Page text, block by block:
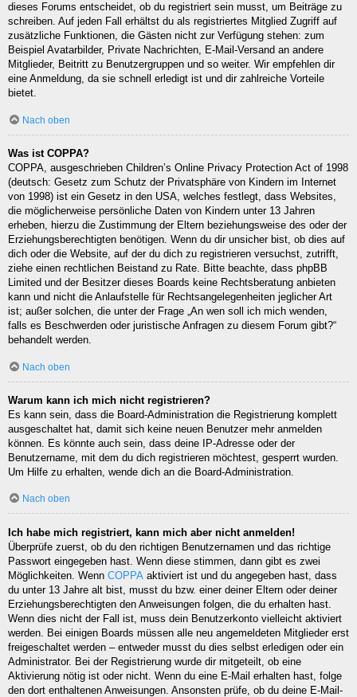
dieses Forums entscheidet, ob du registriert sein musst, um Beiträge zu
schreiben. Auf jeden Fall erhältst du als registriertes Mitglied Zugriff auf
zusätzliche Funktionen, die Gästen nicht zur Verfügung stehen: zum
Beispiel Avatarbilder, Private Nachrichten, E-Mail-Versand an andere
Mitglieder, Beitritt zu Benutzergruppen und so weiter. Wir empfehlen dir
eine Anmeldung, da sie schnell erledigt ist und dir zahlreiche Vorteile
bietet.
Nach oben
Was ist COPPA?
COPPA, ausgeschrieben Children’s Online Privacy Protection Act of 1998
(deutsch: Gesetz zum Schutz der Privatsphäre von Kindern im Internet
von 1998) ist ein Gesetz in den USA, welches festlegt, dass Websites,
die möglicherweise persönliche Daten von Kindern unter 13 Jahren
erheben, hierzu die Zustimmung der Eltern beziehungsweise des oder der
Erziehungsberechtigten benötigen. Wenn du dir unsicher bist, ob dies auf
dich oder die Website, auf der du dich zu registrieren versuchst, zutrifft,
ziehe einen rechtlichen Beistand zu Rate. Bitte beachte, dass phpBB
Limited und der Besitzer dieses Boards keine Rechtsberatung anbieten
kann und nicht die Anlaufstelle für Rechtsangelegenheiten jeglicher Art
ist; außer solchen, die unter der Frage „An wen soll ich mich wenden,
falls es Beschwerden oder juristische Anfragen zu diesem Forum gibt?“
behandelt werden.
Nach oben
Warum kann ich mich nicht registrieren?
Es kann sein, dass die Board-Administration die Registrierung komplett
ausgeschaltet hat, damit sich keine neuen Benutzer mehr anmelden
können. Es könnte auch sein, dass deine IP-Adresse oder der
Benutzername, mit dem du dich registrieren möchtest, gesperrt wurden.
Um Hilfe zu erhalten, wende dich an die Board-Administration.
Nach oben
Ich habe mich registriert, kann mich aber nicht anmelden!
Überprüfe zuerst, ob du den richtigen Benutzernamen und das richtige
Passwort eingegeben hast. Wenn diese stimmen, dann gibt es zwei
Möglichkeiten. Wenn COPPA aktiviert ist und du angegeben hast, dass
du unter 13 Jahre alt bist, musst du bzw. einer deiner Eltern oder deiner
Erziehungsberechtigten den Anweisungen folgen, die du erhalten hast.
Wenn dies nicht der Fall ist, muss dein Benutzerkonto vielleicht aktiviert
werden. Bei einigen Boards müssen alle neu angemeldeten Mitglieder erst
freigeschaltet werden – entweder musst du dies selbst erledigen oder ein
Administrator. Bei der Registrierung wurde dir mitgeteilt, ob eine
Aktivierung nötig ist oder nicht. Wenn du eine E-Mail erhalten hast, folge
den dort enthaltenen Anweisungen. Ansonsten prüfe, ob du deine E-Mail-